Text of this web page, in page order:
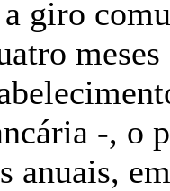
giro
-, o
anuais,